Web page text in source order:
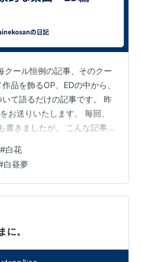
クール恒例の記事、そのクー
品を飾るOP、EDの中から、
て語るだけの記事です。 昨
お送りいたします。 毎回、
書きましたが。 こんな記事に
くありません。 あくまで何
。 当たり前ですがどの楽曲
アニソンもまた、間違いな
、感じさせられます。 では
まずはこちらの作品のこち
鈴…
#白花
白昼夢
に。